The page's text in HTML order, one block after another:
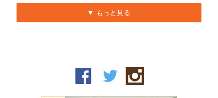
もっと見る